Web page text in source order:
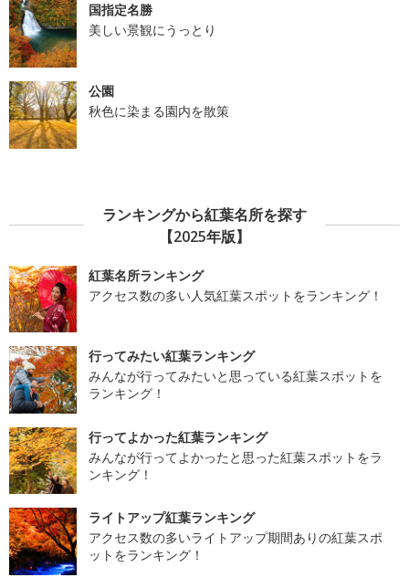
国指定名勝
美しい景観にうっとり
公園
秋色に染まる園内を散策
ランキングから紅葉名所を探す
【2025年版】
紅葉名所ランキング
アクセス数の多い人気紅葉スポットをランキング！
行ってみたい紅葉ランキング
みんなが行ってみたいと思っている紅葉スポットを
ランキング！
行ってよかった紅葉ランキング
みんなが行ってよかったと思った紅葉スポットをラ
ンキング！
ライトアップ紅葉ランキング
アクセス数の多いライトアップ期間ありの紅葉スポ
ットをランキング！